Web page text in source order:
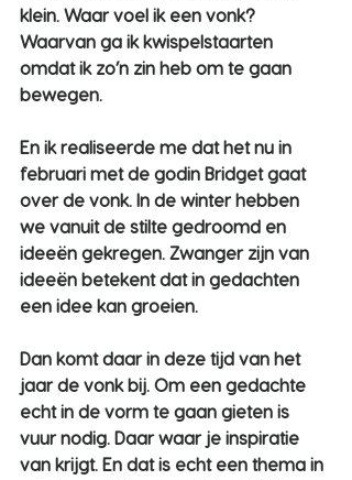
klein. Waar voel ik een vonk?
Waarvan ga ik kwispelstaarten
omdat ik zo’n zin heb om te gaan
bewegen.
En ik realiseerde me dat het nu in
februari met de godin Bridget gaat
over de vonk. In de winter hebben
we vanuit de stilte gedroomd en
ideeën gekregen. Zwanger zijn van
ideeën betekent dat in gedachten
een idee kan groeien.
Dan komt daar in deze tijd van het
jaar de vonk bij. Om een gedachte
echt in de vorm te gaan gieten is
vuur nodig. Daar waar je inspiratie
van krijgt. En dat is echt een thema in